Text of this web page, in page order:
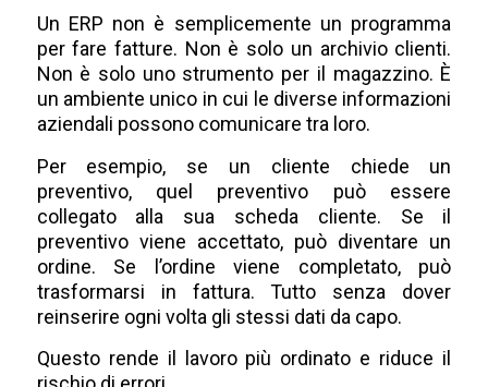
Un ERP non è semplicemente un programma
per fare fatture. Non è solo un archivio clienti.
Non è solo uno strumento per il magazzino. È
un ambiente unico in cui le diverse informazioni
aziendali possono comunicare tra loro.
Per esempio, se un cliente chiede un
preventivo, quel preventivo può essere
collegato alla sua scheda cliente. Se il
preventivo viene accettato, può diventare un
ordine. Se l’ordine viene completato, può
trasformarsi in fattura. Tutto senza dover
reinserire ogni volta gli stessi dati da capo.
Questo rende il lavoro più ordinato e riduce il